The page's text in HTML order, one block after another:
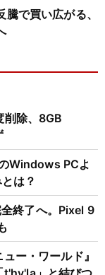
で買い広がる、
除、8GB
Windows PCよ
は？
終了へ。Pixel 9
ー・ワールド』